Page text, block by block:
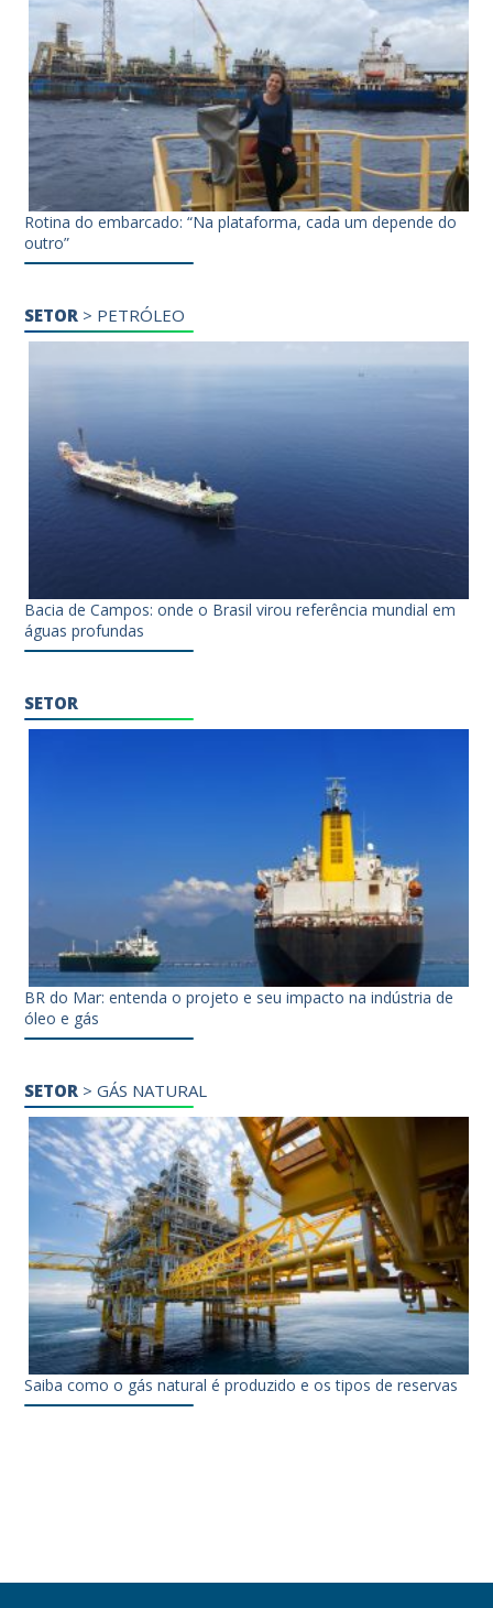
Rotina do embarcado: “Na plataforma, cada um depende do
outro”
SETOR > PETRÓLEO
Bacia de Campos: onde o Brasil virou referência mundial em
águas profundas
SETOR
BR do Mar: entenda o projeto e seu impacto na indústria de
óleo e gás
SETOR >GÁS NATURAL
Saiba como o gás natural é produzido e os tipos de reservas